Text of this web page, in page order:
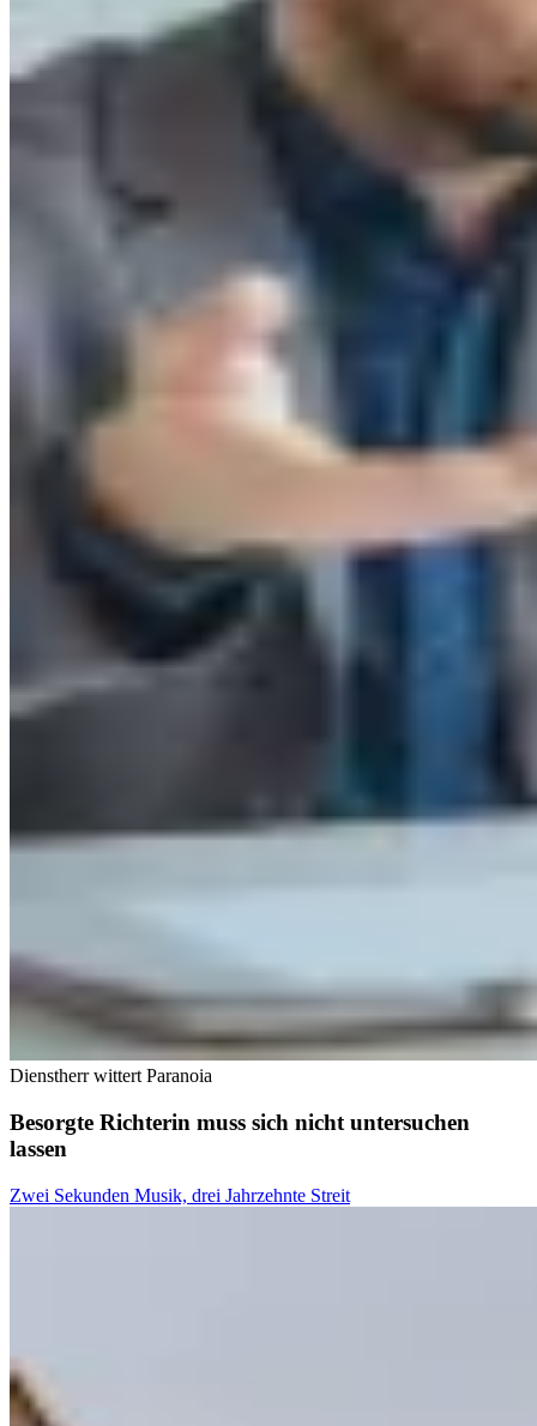
Dienstherr wittert Paranoia
Besorgte Richterin muss sich nicht untersuchen
lassen
Zwei Sekunden Musik, drei Jahrzehnte Streit